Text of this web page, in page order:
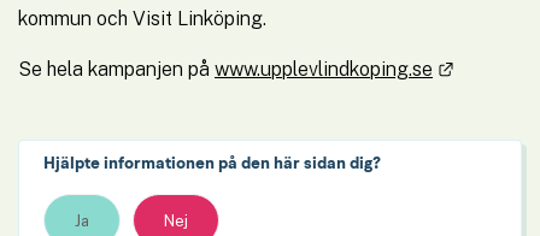
kommun och Visit Linköping.
Se hela kampanjen på www.upplevlindkoping.se
Hjälpte informationen på den här sidan dig?
Ja Nej